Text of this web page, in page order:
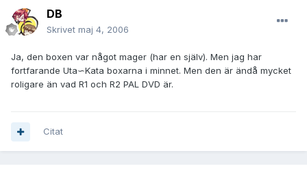
DB
Skrivet maj 4, 2006
Ja, den boxen var något mager (har en själv). Men jag har
fortfarande Uta∽Kata boxarna i minnet. Men den är ändå mycket
roligare än vad R1 och R2 PAL DVD är.
Citat